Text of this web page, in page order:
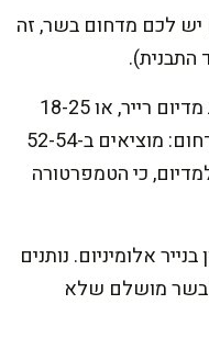
יש לכם מדחום בשר, זה
התבנית).
צולים בתנור 12-18 דק' לדרגת מדיום רייר, או 18-25
דק' למדיום. אם עובדים עם מדחום: מוציאים ב-52-54
למדיום רייר או 56-58 למדיום, כי הטמפרטורה
אלומיניום. נותנים
לבשר מושלם שלא